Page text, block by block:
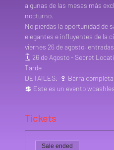
algunas de las mesas más
nocturno.
No pierdas la oportunidad de
elegantes e influyentes de la
viernes 26 de agosto,
🗓️ 26 de Agosto - Secret
Tarde
DETAILES: 🍷 Barra
💲 Este es un evento
Tickets
Sale ended